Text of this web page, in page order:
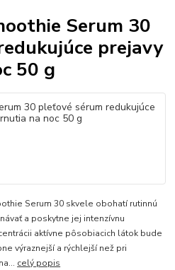
Serum 30
prejavy
50 g
Serum 30 skvele obohatí rutinnú
a poskytne jej intenzívnu
aktívne pôsobiacich látok bude
výraznejší a rýchlejší než pri
celý popis